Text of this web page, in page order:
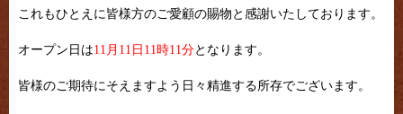
これもひとえに皆様方のご愛顧の賜物と感謝いたしております。
オープン日は11月11日11時11分となります。
皆様のご期待にそえますよう日々精進する所存でございます。